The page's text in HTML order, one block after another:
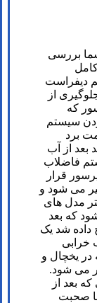
بررسی
دیفراست
از
که
سیستم
برد
بعد از آب
فاضلاب
قرار
می شود و
مدل های
که بعد
داده شد یک
خرابی
یخچال و
می شود.
بعد از
صحبت